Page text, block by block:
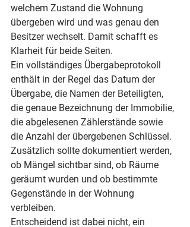
welchem Zustand die Wohnung
übergeben wird und was genau den
Besitzer wechselt. Damit schafft es
Klarheit für beide Seiten.
Ein vollständiges Übergabeprotokoll
enthält in der Regel das Datum der
Übergabe, die Namen der Beteiligten,
die genaue Bezeichnung der Immobilie,
die abgelesenen Zählerstände sowie
die Anzahl der übergebenen Schlüssel.
Zusätzlich sollte dokumentiert werden,
ob Mängel sichtbar sind, ob Räume
geräumt wurden und ob bestimmte
Gegenstände in der Wohnung
verbleiben.
Entscheidend ist dabei nicht, ein